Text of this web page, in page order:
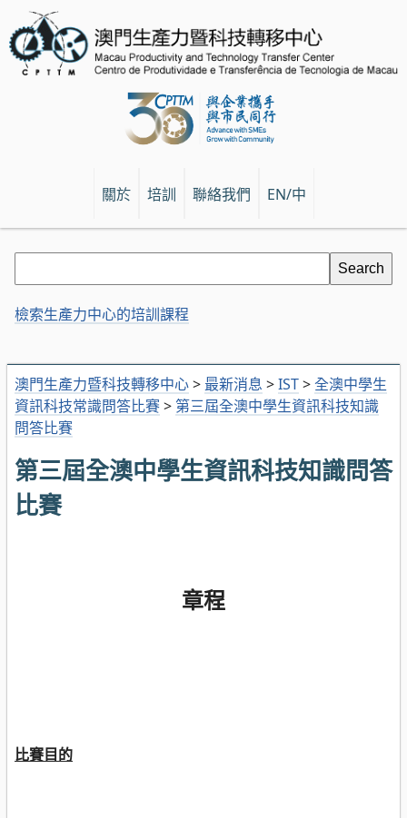
關於 培訓 聯絡我們 EN/中
澳門生產力暨科技轉移中心> 最新消息 >IST>全澳中學生
資訊科技常識問答比賽> 第三屆全澳中學生資訊科技知識
問答比賽
第三屆全澳中學生資訊科技知識問答
比賽
章程
比賽目的
檢索生產力中心的培訓課程